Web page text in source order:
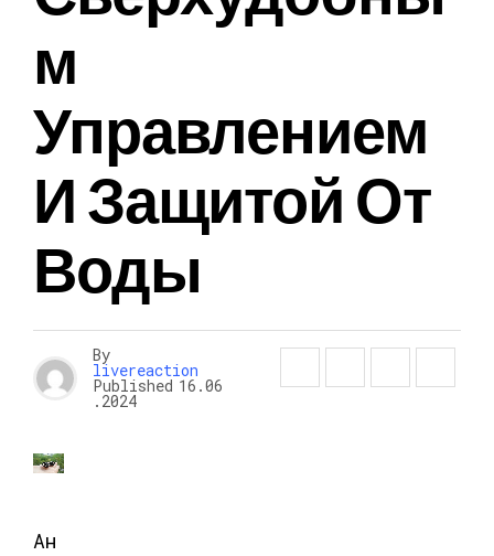
М
Управлением
И Защитой От
Воды
By
livereaction
Published 16.06
.2024
Ан